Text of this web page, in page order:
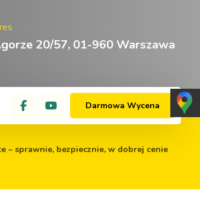
20/57, 01-960 Warszawa
Darmowa Wycena
– sprawnie, bezpiecznie, w dobrej cenie